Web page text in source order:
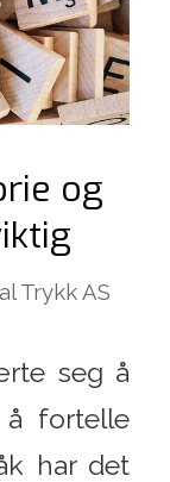
og
Trykk AS
seg å
fortelle
har det